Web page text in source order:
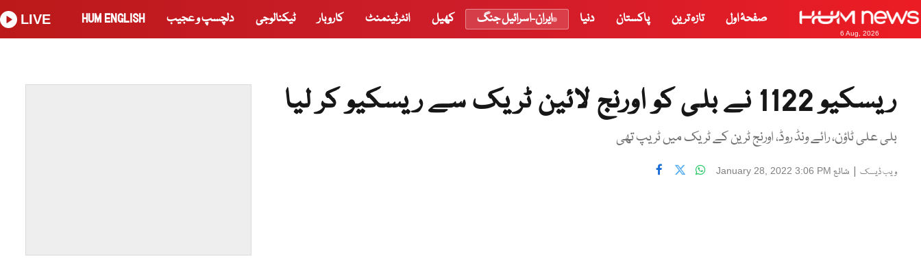
6 Aug, 2026
صفحۂ اول تازہ ترین پاکستان دنیا ایران-اسرائیل جنگ کھیل انٹرٹینمنٹ کاروبار ٹیکنالوجی دلچسپ و عجیب HUM ENGLISH
LIVE
ریسکیو 1122 نے بلی کو اورنج لائین ٹریک سے ریسکیو کر لیا
بلی علی ٹاؤن، رائے ونڈ روڈ، اورنج ٹرین کے ٹریک میں ٹریپ تھی
ویب ڈیسک | شائع January 28, 2022 3:06 PM